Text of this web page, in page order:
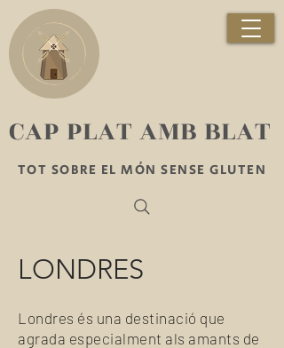
TOT SOBRE EL MÓN SENSE GLUTEN
​CAP PLAT AMB BLAT
LONDRES
Londres és una destinació que
agrada especialment als amants de